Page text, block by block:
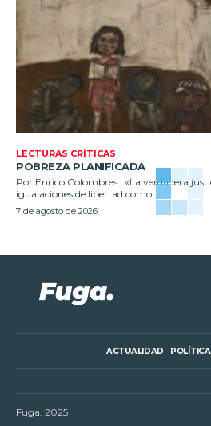
LECTURAS CRÍTICAS
POBREZA PLANIFICADA
Por Enrico Colombres. «La verdadera
igualaciones de libertad como...
7 de agosto de 2026
ACTUALIDAD POLÍTICA
Fuga. 2025